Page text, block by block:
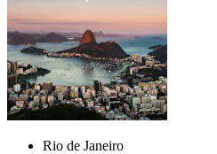
Rio de Janeiro